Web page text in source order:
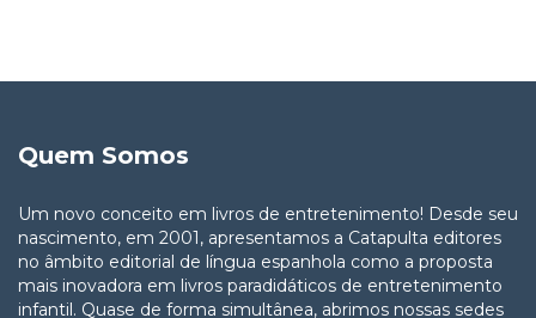
Quem Somos
Um novo conceito em livros de entretenimento! Desde seu
nascimento, em 2001, apresentamos a Catapulta editores
no âmbito editorial de língua espanhola como a proposta
mais inovadora em livros paradidáticos de entretenimento
infantil. Quase de forma simultânea, abrimos nossas sedes